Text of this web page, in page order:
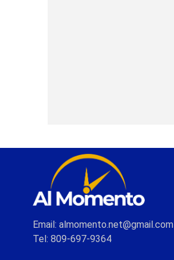
Email: almomento.net@gmail.com
Tel: 809-697-9364